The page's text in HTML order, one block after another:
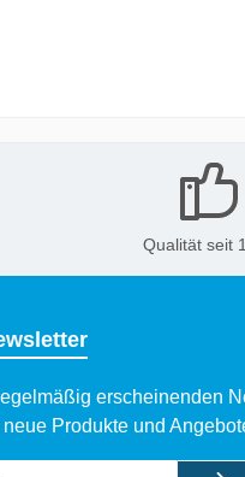
Qualität seit
erscheinenden
Produkte und